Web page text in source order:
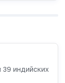
индийских